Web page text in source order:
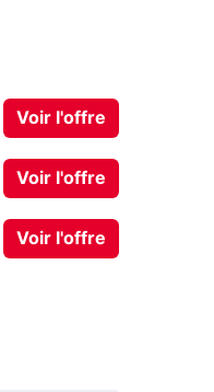
Voir l'offre
Voir l'offre
Voir l'offre